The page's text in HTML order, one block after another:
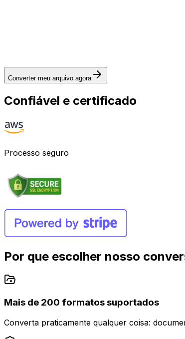
Converter meu arquivo agora
Confiável e certificado
Processo seguro
Por que escolher nosso
Mais de 200 formatos suportados
Converta praticamente qualquer coisa: